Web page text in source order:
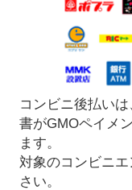
コンビニ後払い
書がGMOペイメ
ます。
対象のコンビニ
さい。